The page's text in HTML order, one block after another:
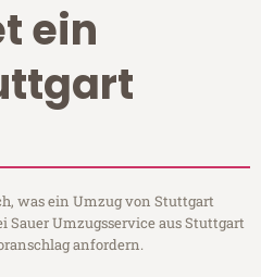
ein
was ein Umzug von Stuttgart
Sauer Umzugsservice aus Stuttgart
anfordern.